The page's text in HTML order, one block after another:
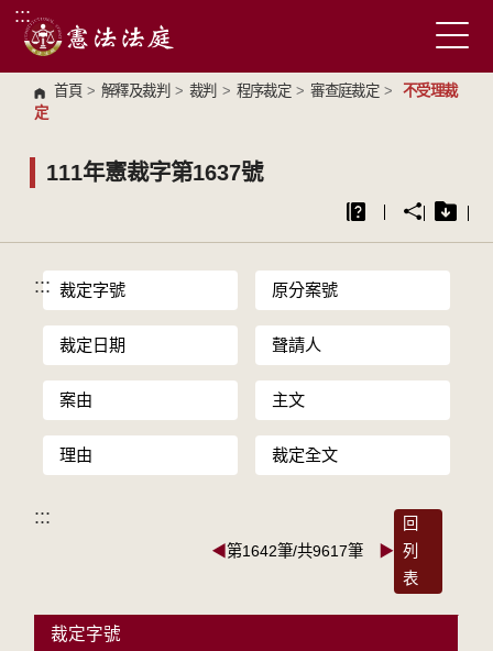
跳到主要內容區塊
:::
首頁 > 解釋及裁判 > 裁判 > 程序裁定 > 審查庭裁定 >
不受理裁
定
111年憲裁字第1637號
::: 裁定字號 原分案號
裁定日期 聲請人
案由 主文
理由 裁定全文
:::
◀第1642筆/共9617筆 ▶
回
列
表
裁定字號